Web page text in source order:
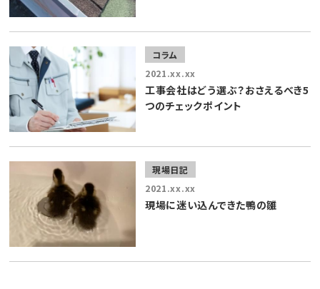
コラム
2021.xx.xx
工事会社はどう選ぶ？おさえるべき5
つのチェックポイント
現場日記
2021.xx.xx
現場に迷い込んできた鴨の雛